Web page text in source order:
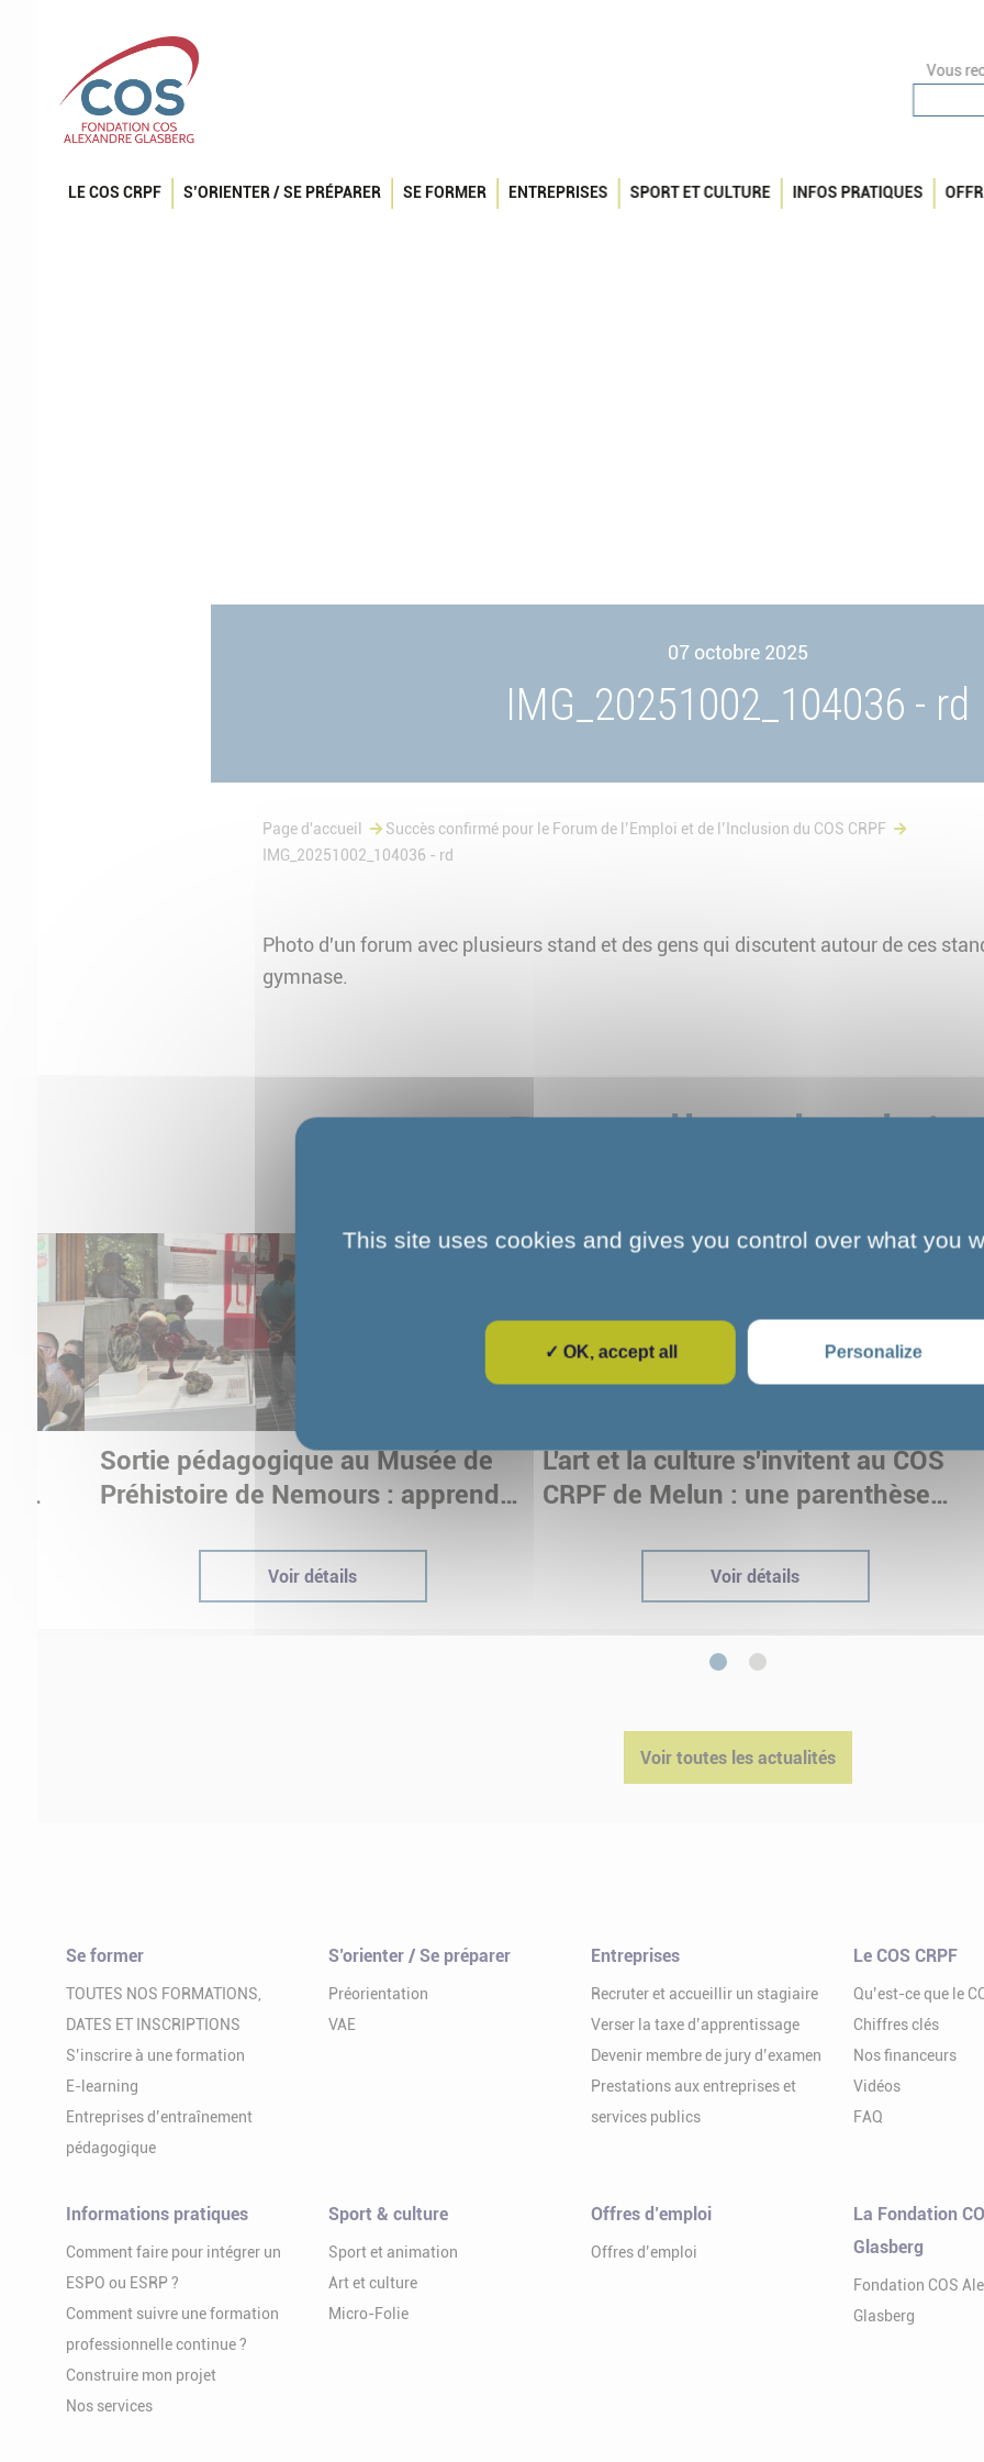
Vous
LE COS CRPF S’ORIENTER / SE PRÉPARER SE FORMER ENTREPRISES SPORT ET CULTURE INFOS PRATIQUES
07 octobre 2025
IMG_20251002_104036 - rd
Page d'accueil
Succès confirmé pour le Forum de l’Emploi et de l’Inclusion du COS CRPF
IMG_20251002_104036 - rd
Photo d'un forum avec plusieurs stand et des gens qui discutent autour de ces
gymnase.
Pour aller plus loin
Sortie pédagogique au Musée de
Préhistoire de Nemours : apprendre
Voir détails
L'art et la culture s'invitent au COS
CRPF de Melun : une parenthèse
Voir détails
Voir toutes les actualités
Se former
TOUTES NOS FORMATIONS,
DATES ET INSCRIPTIONS
S’inscrire à une formation
E-learning
Entreprises d’entraînement
pédagogique
S’orienter / Se préparer
Préorientation
VAE
Entreprises
Recruter et accueillir un stagiaire
Verser la taxe d’apprentissage
Devenir membre de jury d’examen
Prestations aux entreprises et
services publics
Le COS CRPF
Qu’est-ce que le
Chiffres clés
Nos financeurs
Vidéos
FAQ
Informations pratiques
Comment faire pour intégrer un
ESPO ou ESRP ?
Comment suivre une formation
professionnelle continue ?
Construire mon projet
Nos services
Sport & culture
Sport et animation
Art et culture
Micro-Folie
Offres d’emploi
Offres d’emploi
La Fondation
Glasberg
Fondation COS
Glasberg
This site uses cookies and gives you control over what you
✓ OK, accept all Personalize